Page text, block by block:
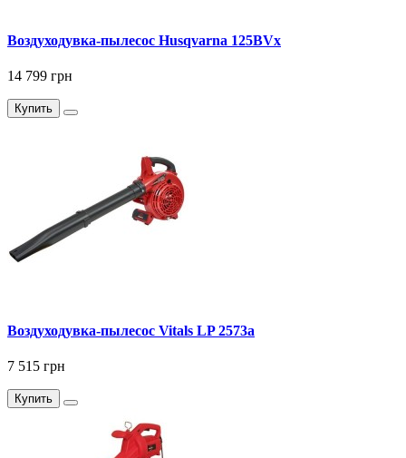
Воздуходувка-пылесос Husqvarna 125BVx
14 799 грн
Купить
Воздуходувка-пылесос Vitals LP 2573a
7 515 грн
Купить